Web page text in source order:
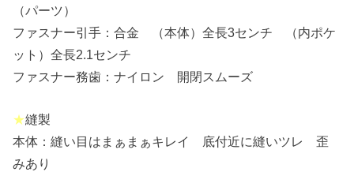
（パーツ）
ファスナー引手：合金 （本体）全長3センチ （内ポケ
ット）全長2.1センチ
ファスナー務歯：ナイロン 開閉スムーズ
★縫製
本体：縫い目はまぁまぁキレイ 底付近に縫いツレ 歪
みあり